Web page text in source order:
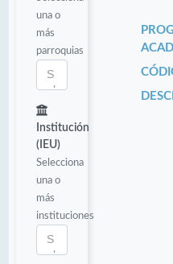
una o
más
parroquias
Institución
(IEU)
Selecciona
una o
más
instituciones